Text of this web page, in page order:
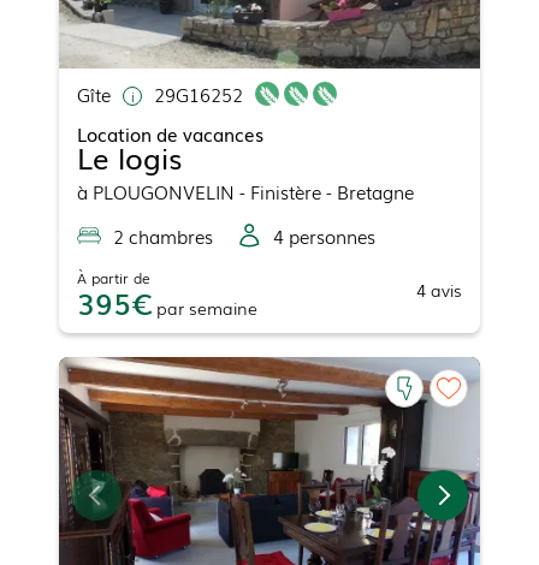
Gîte
29G16252
Location de vacances
Le logis
à PLOUGONVELIN - Finistère - Bretagne
2 chambres 4 personnes
À partir de
395 par semaine
4 avis